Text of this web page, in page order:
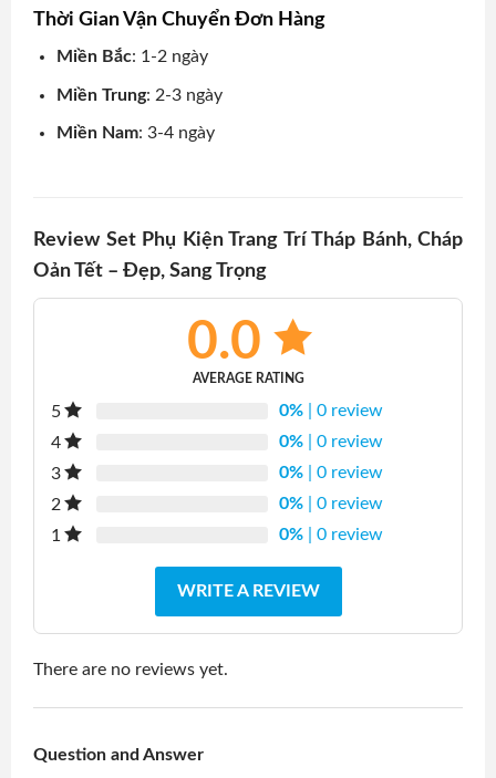
Thời Gian Vận Chuyển Đơn Hàng
Miền Bắc: 1-2 ngày
Miền Trung: 2-3 ngày
Miền Nam: 3-4 ngày
Review Set Phụ Kiện Trang Trí Tháp Bánh, Cháp
Oản Tết – Đẹp, Sang Trọng
0.0
AVERAGE RATING
5 0% | 0 review
4
0% | 0 review
3
0% | 0 review
2
0% | 0 review
1
0% | 0 review
WRITE A REVIEW
There are no reviews yet.
Question and Answer